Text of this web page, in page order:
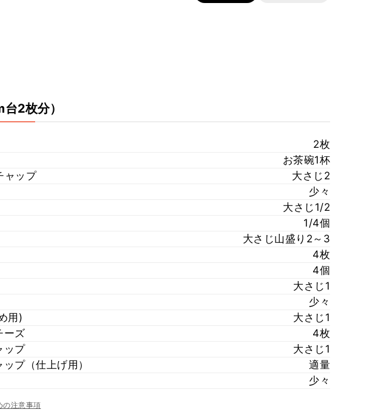
台2枚分）
2枚
お茶碗1杯
ャップ
大さじ2
少々
大さじ1/2
1/4個
大さじ山盛り2～3
4枚
4個
大さじ1
少々
用)
大さじ1
ーズ
4枚
ップ
大さじ1
プ（仕上げ用）
適量
少々
の注意事項